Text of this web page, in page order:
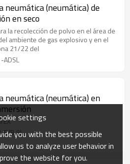
neumática (neumática) de
en seco
la recolección de polvo en el área de
ambiente de gas explosivo y en el
21/22 del
ADSL
neumática (neumática) en
E IB 9L
settings
you with the best possible
us to analyze user behavior in
the website for you.